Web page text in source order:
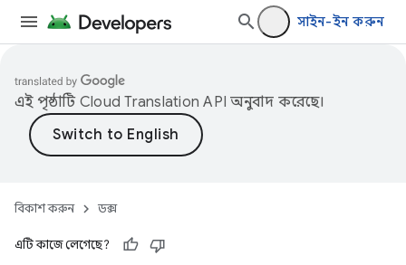
সাইন-ইন করুন
এই পৃষ্ঠাটি Cloud Translation API অনুবাদ করেছে।
বিকাশ করুন ডক্স
এটি কাজে লেগেছে?